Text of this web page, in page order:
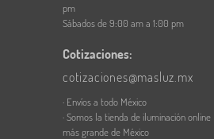
pm
Sábados de 9:00 am a 1:00 pm
Cotizaciones:
cotizaciones@masluz.mx
· Envíos a todo México
· Somos la tienda de iluminación online
más grande de México